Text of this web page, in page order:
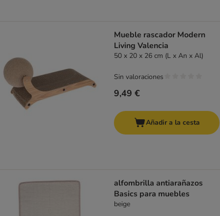
Mueble rascador Modern
Living Valencia
50 x 20 x 26 cm (L x An x Al)
9,49 €
Sin valoraciones
Añadir a la cesta
alfombrilla antiarañazos
Basics para muebles
beige